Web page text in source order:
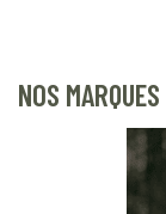
NOS MARQUES